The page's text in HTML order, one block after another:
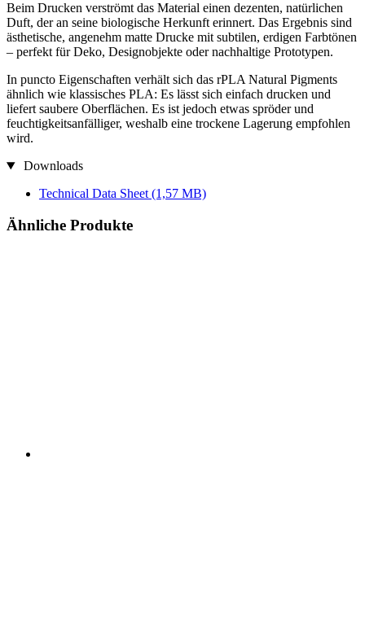
Beim Drucken verströmt das Material einen dezenten, natürlichen
Duft, der an seine biologische Herkunft erinnert. Das Ergebnis sind
ästhetische, angenehm matte Drucke mit subtilen, erdigen Farbtönen
– perfekt für Deko, Designobjekte oder nachhaltige Prototypen.
In puncto Eigenschaften verhält sich das rPLA Natural Pigments
ähnlich wie klassisches PLA: Es lässt sich einfach drucken und
liefert saubere Oberflächen. Es ist jedoch etwas spröder und
feuchtigkeitsanfälliger, weshalb eine trockene Lagerung empfohlen
wird.
Downloads
Technical Data Sheet (1,57 MB)
Ähnliche Produkte